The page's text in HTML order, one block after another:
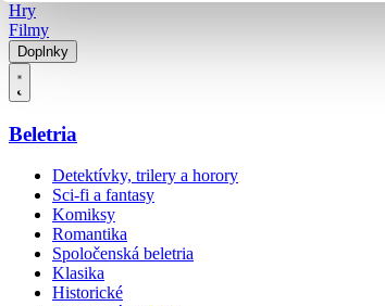
Hry
Filmy
Doplnky
Beletria
Detektívky, trilery a horory
Sci-fi a fantasy
Komiksy
Romantika
Spoločenská beletria
Klasika
Historické